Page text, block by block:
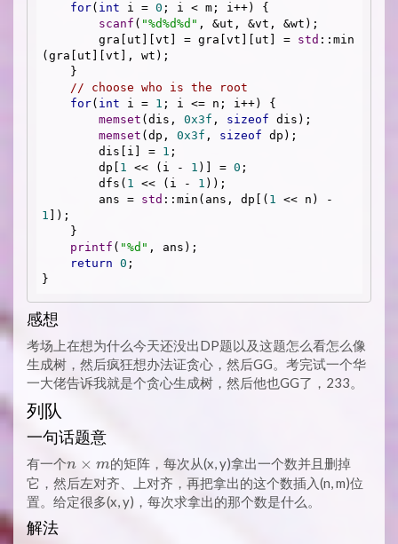
for( int i = 0 ; i < m; i++) {
scanf ( "%d%d%d" , &ut, &vt, &wt);
        gra[ut][vt] = gra[vt][ut] =
std ::min
(gra[ut][vt], wt);
// choose who is the root
for( int i = 1 ; i <= n; i++) {
memset (dis, 0x3f , sizeof dis);
memset (dp, 0x3f , sizeof dp);
        dis[i] =
1 ;
        dp[
1 << (i - 1 )] = 0 ;
        dfs(
1 << (i - 1 ));
        ans =
std ::min(ans, dp[( 1
1 ]);
printf ( "%d" , ans);
return 0 ;
感想
考场上在想为什么今天还没出DP题以及这题怎么看怎么像
生成树，然后疯狂想办法证贪心，然后GG。考完试一个华
一大佬告诉我就是个贪心生成树，然后他也GG了，233。
列队
一句话题意
有一个n
\times
m
n × m的矩阵，每次从(x, y)拿出一个数并且删掉
它，然后左对齐、上对齐，再把拿出的这个数插入(n, m)位
置。给定很多(x, y)，每次求拿出的那个数是什么。
解法